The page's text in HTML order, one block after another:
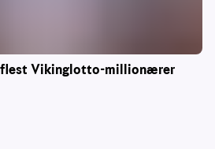
flest Vikinglotto-millionærer